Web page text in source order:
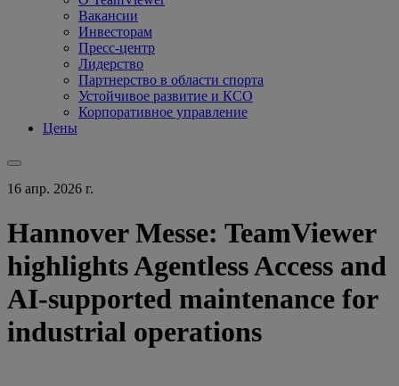
Вакансии
Инвесторам
Пресс-центр
Лидерство
Партнерство в области спорта
Устойчивое развитие и КСО
Корпоративное управление
Цены
16 апр. 2026 г.
Hannover Messe: TeamViewer
highlights Agentless Access and
AI-supported maintenance for
industrial operations